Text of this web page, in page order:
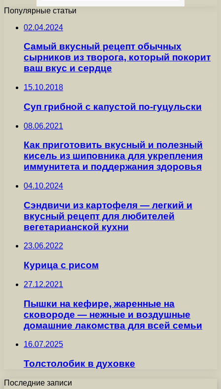
Популярные статьи
02.04.2024
Самый вкусный рецепт обычных
сырников из творога, который покорит
ваш вкус и сердце
15.10.2018
Суп грибной с капустой по-гуцульски
08.06.2021
Как приготовить вкусный и полезный
кисель из шиповника для укрепления
иммунитета и поддержания здоровья
04.10.2024
Сэндвичи из картофеля — легкий и
вкусный рецепт для любителей
вегетарианской кухни
23.06.2022
Курица с рисом
27.12.2021
Пышки на кефире, жаренные на
сковороде — нежные и воздушные
домашние лакомства для всей семьи
16.07.2025
Толстолобик в духовке
Последние записи